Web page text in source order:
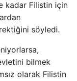
kadar Filistin için
söyledi.
bilmek
olarak Filistin